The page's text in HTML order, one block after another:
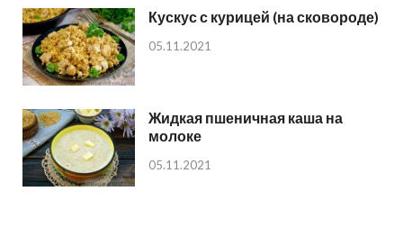
Кускус с курицей (на сковороде)
05.11.2021
Жидкая пшеничная каша на
молоке
05.11.2021